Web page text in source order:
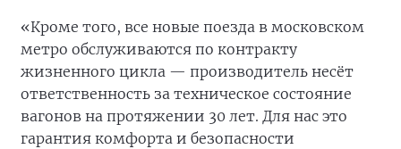
«Кроме того, все новые поезда в московском
метро обслуживаются по контракту
жизненного цикла — производитель несёт
ответственность за техническое состояние
вагонов на протяжении 30 лет. Для нас это
гарантия комфорта и безопасности